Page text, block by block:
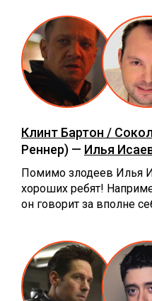
Клинт Бартон /
Реннер) — Илья
Помимо злодеев Илья
хороших ребят!
он говорит за вполне